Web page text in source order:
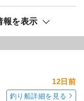
報を表示
12日前
釣り船詳細を見る